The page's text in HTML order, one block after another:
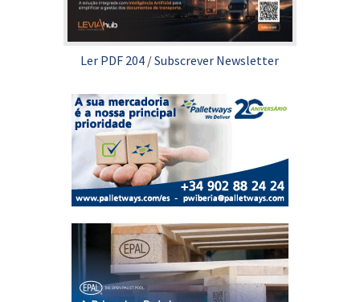
Ler PDF 204 /Subscrever Newsletter